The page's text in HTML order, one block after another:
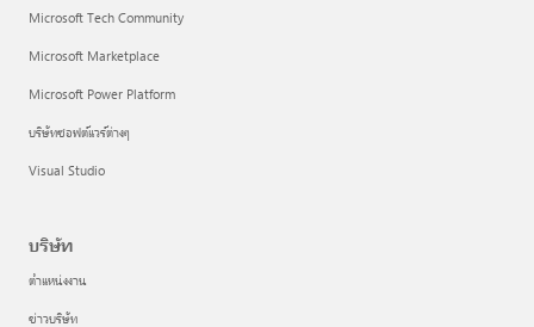
Microsoft Tech Community
Microsoft Marketplace
Microsoft Power Platform
บริษัทซอฟต์แวร์ต่างๆ
Visual Studio
บริษัท
ตำแหน่งงาน
ข่าวบริษัท